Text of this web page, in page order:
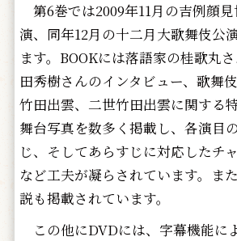
第6巻では2009年11月の吉例顔
演、同年12月の十二月大歌舞伎公
ます。BOOKには落語家の桂歌丸
田秀樹さんのインタビュー、歌舞
竹田出雲、二世竹田出雲に関する
舞台写真を数多く掲載し、各演目
じ、そしてあらすじに対応したチ
など工夫が凝らされています。ま
説も掲載されています。
この他にDVDには、字幕機能に